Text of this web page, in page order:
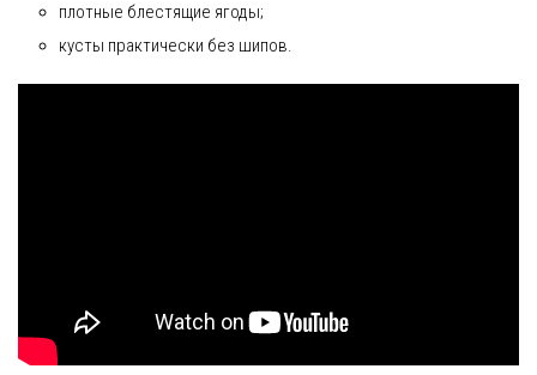
плотные блестящие ягоды;
кусты практически без шипов.